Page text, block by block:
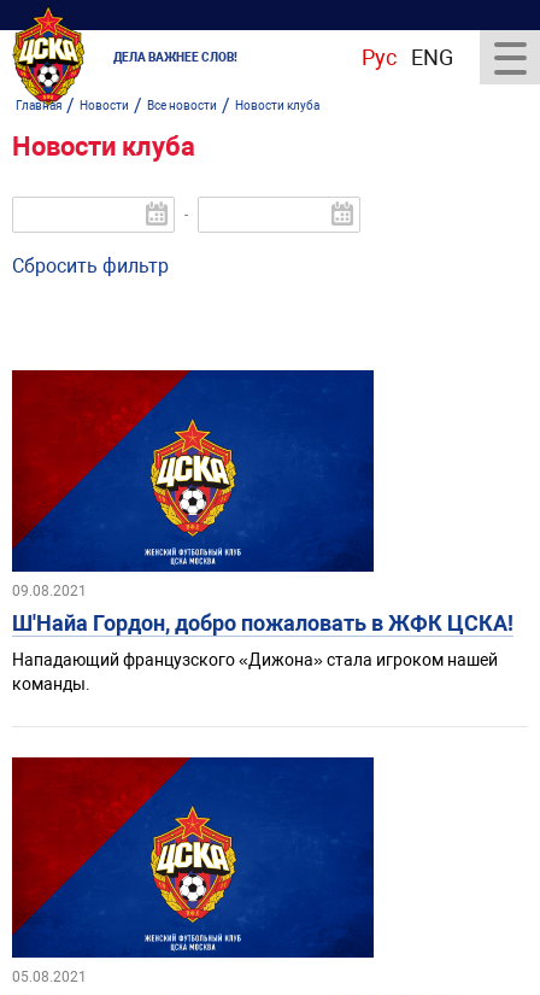
ДЕЛА ВАЖНЕЕ СЛОВ! Рус ENG
Главная/ Новости / Все новости / Новости клуба
Новости клуба
-
Сбросить фильтр
09.08.2021
Ш'Найа Гордон, добро пожаловать в ЖФК ЦСКА!
Нападающий французского «Дижона» стала игроком нашей
команды.
05.08.2021